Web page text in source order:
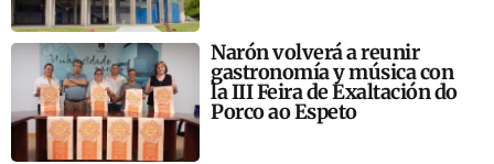
Narón volverá a reunir
gastronomía y música con
la III Feira de Exaltación do
Porco ao Espeto